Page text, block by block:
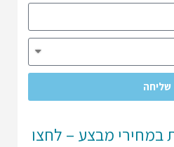
שליחה
במחירי מבצע – לחצו